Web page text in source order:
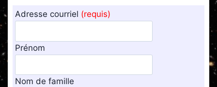
Adresse courriel (requis)
Prénom
Nom de famille